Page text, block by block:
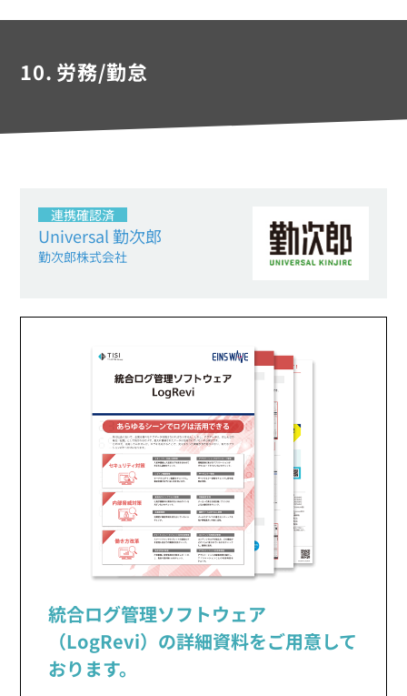
10. 労務/勤怠
連携確認済
Universal 勤次郎
勤次郎株式会社
統合ログ管理ソフトウェア
（LogRevi）の詳細資料をご用意して
おります。